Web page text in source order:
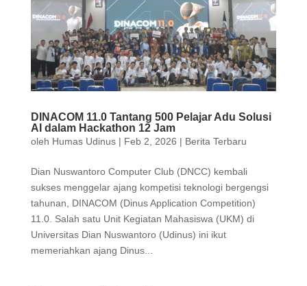
DINACOM 11.0 Tantang 500 Pelajar Adu Solusi
AI dalam Hackathon 12 Jam
oleh Humas Udinus| Feb 2, 2026 | Berita Terbaru
Dian Nuswantoro Computer Club (DNCC) kembali
sukses menggelar ajang kompetisi teknologi bergengsi
tahunan, DINACOM (Dinus Application Competition)
11.0. Salah satu Unit Kegiatan Mahasiswa (UKM) di
Universitas Dian Nuswantoro (Udinus) ini ikut
memeriahkan ajang Dinus...